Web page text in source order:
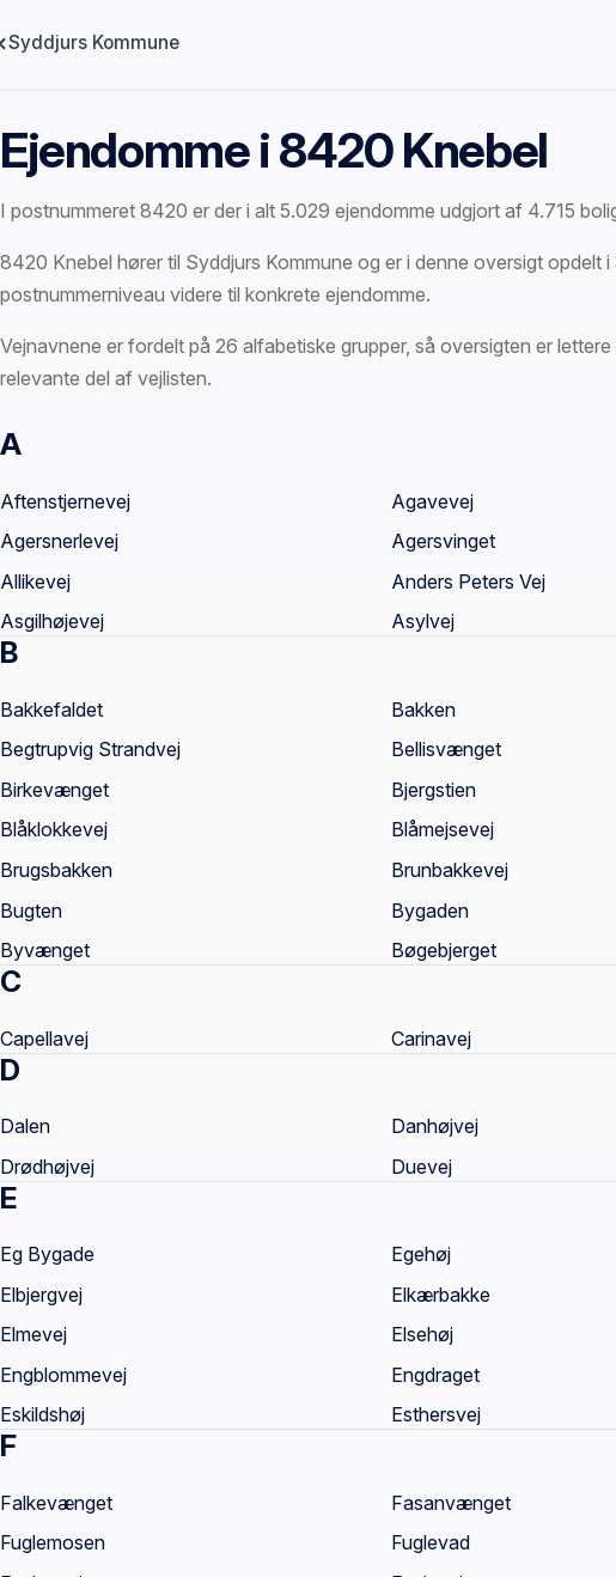
Syddjurs Kommune
Ejendomme i 8420 Knebel
I postnummeret 8420 er der i alt 5.029 ejendomme udgjort af 4.715
8420 Knebel hører til Syddjurs Kommune og er i denne oversigt
postnummerniveau videre til konkrete ejendomme.
Vejnavnene er fordelt på 26 alfabetiske grupper, så oversigten er
relevante del af vejlisten.
Vejnavne
A
Aftenstjernevej Agavevej
Agersnerlevej
Agersvinget
Allikevej
Anders Peters Vej
Asgilhøjevej
Asylvej
B
Bakkefaldet Bakken
Begtrupvig Strandvej
Bellisvænget
Birkevænget
Bjergstien
Blåklokkevej
Blåmejsevej
Brugsbakken
Brunbakkevej
Bugten
Bygaden
Byvænget
Bøgebjerget
C
Capellavej Carinavej
D
Dalen Danhøjvej
Drødhøjvej
Duevej
E
Eg Bygade Egehøj
Elbjergvej
Elkærbakke
Elmevej
Elsehøj
Engblommevej
Engdraget
Eskildshøj
Esthersvej
F
Falkevænget Fasanvænget
Fuglemosen
Fuglevad